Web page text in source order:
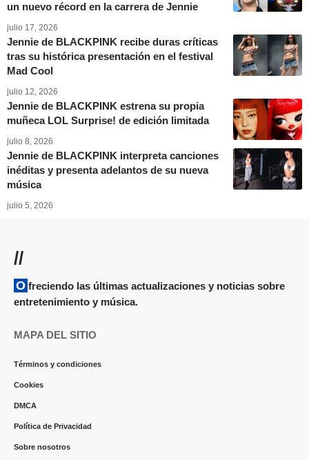
un nuevo récord en la carrera de Jennie
julio 17, 2026
Jennie de BLACKPINK recibe duras críticas
tras su histórica presentación en el festival
Mad Cool
julio 12, 2026
Jennie de BLACKPINK estrena su propia
muñeca LOL Surprise! de edición limitada
julio 8, 2026
Jennie de BLACKPINK interpreta canciones
inéditas y presenta adelantos de su nueva
música
julio 5, 2026
//
Ofreciendo las últimas actualizaciones y noticias sobre
entretenimiento y música.
MAPA DEL SITIO
Términos y condiciones
Cookies
DMCA
Política de Privacidad
Sobre nosotros